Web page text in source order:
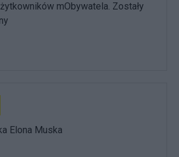
mObywatela. Zostały
Elona Muska